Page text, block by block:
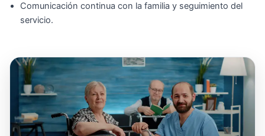
Comunicación continua con la familia y seguimiento del
servicio.